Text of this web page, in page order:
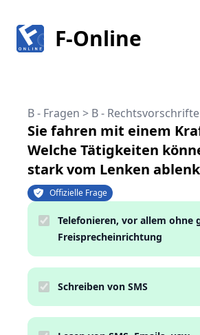
F-Online
B - Fragen > B -
Sie fahren mit einem
Welche Tätigkeiten
stark vom Lenken
Offizielle Frage
Telefonieren, vor allem ohne
Freisprecheinrichtung
Schreiben von SMS